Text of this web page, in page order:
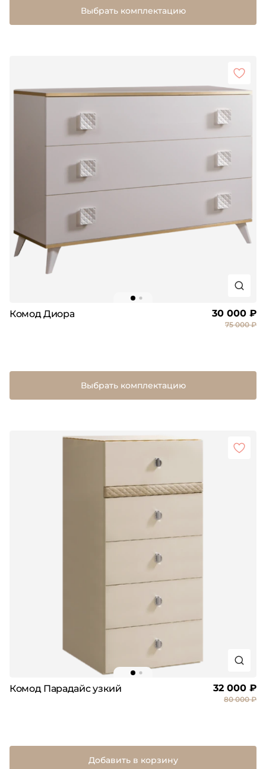
Выбрать комплектацию
Комод Диора 30 000 ₽
75 000 ₽
Выбрать комплектацию
Комод Парадайс узкий 32 000 ₽
80 000 ₽
Добавить в корзину